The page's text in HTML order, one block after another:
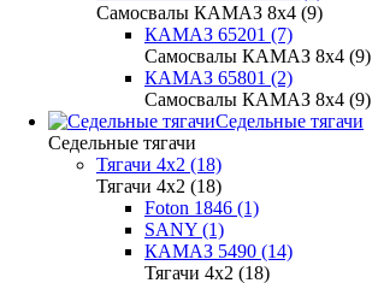
Самосвалы КАМАЗ 8х4 (9)
КАМАЗ 65201 (7)
Самосвалы КАМАЗ 8х4 (9)
КАМАЗ 65801 (2)
Самосвалы КАМАЗ 8х4 (9)
Седельные тягачи
Седельные тягачи
Тягачи 4x2 (18)
Тягачи 4x2 (18)
Foton 1846 (1)
SANY (1)
КАМАЗ 5490 (14)
Тягачи 4x2 (18)